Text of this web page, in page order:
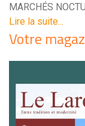
MARCHÉS
Lire la suite...
Votre